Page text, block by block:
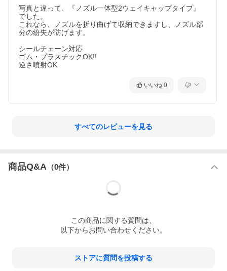
2、付属のブラシでブラッシングします。
付属のブラシ以外に、別売の
効率よく洗浄できます。
写真と違って、『ノズル一体型2ウェイキャップタイプ』
でした。
これなら、ノズルを折り曲げて収納できますし、ノズル部
分の紛失が防げます。
シールチェーン対応
ゴム・プラスチックOK!!
逆さ噴射OK
いいね 0
すべてのレビューを見る
商品Q&A （0件）
この商品に関する質問は、
以下からお問い合わせください。
ストアに質問を投稿する